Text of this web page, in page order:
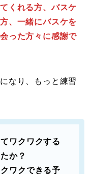
くれる方、バスケ
、一緒にバスケを
った方々に感謝で
なり、もっと練習
ワクワクする
か？
ワクできる予